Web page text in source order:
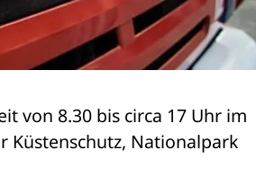
von 8.30 bis circa 17 Uhr im
Küstenschutz, Nationalpark